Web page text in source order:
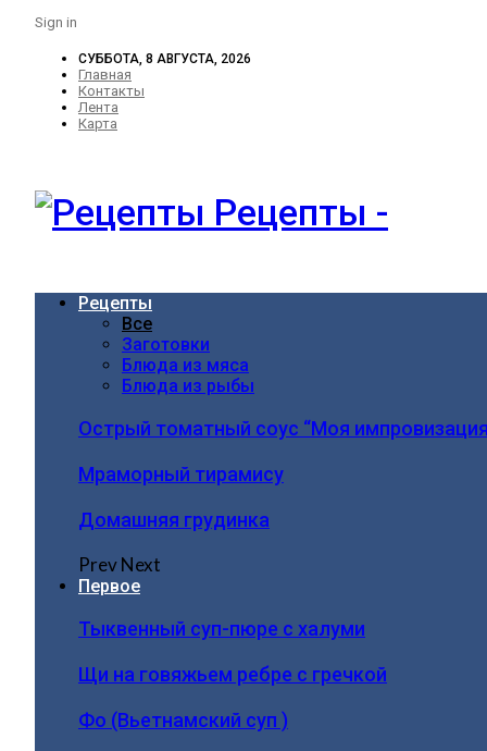
Sign in
СУББОТА, 8 АВГУСТА, 2026
Главная
Контакты
Лента
Карта
Рецепты -
Рецепты
Все
Заготовки
Блюда из мяса
Блюда из рыбы
Острый томатный соус “Моя
Мраморный тирамису
Домашняя грудинка
PrevNext
Первое
Тыквенный суп-пюре с халуми
Щи на говяжьем ребре с гречкой
Фо (Вьетнамский суп )